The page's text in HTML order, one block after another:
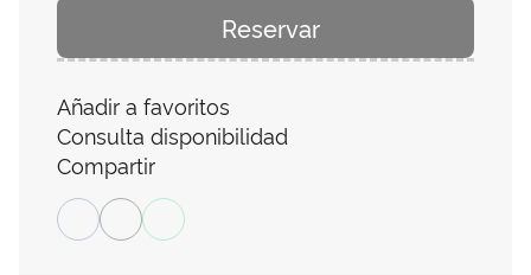
Reservar
Añadir a favoritos
Consulta disponibilidad
Compartir